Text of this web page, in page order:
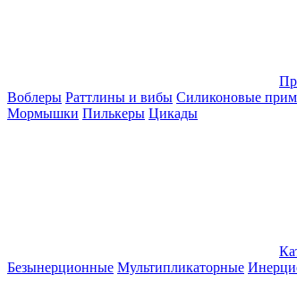
Воблеры Раттлины и вибы Силиконовые
Мормышки Пилькеры Цикады
Безынерционные Мультипликаторные